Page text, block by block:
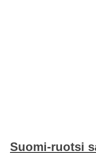
Suomi-ruotsi